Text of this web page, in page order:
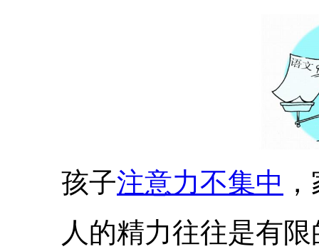
孩子注意力不集中
人的精力往往是有限